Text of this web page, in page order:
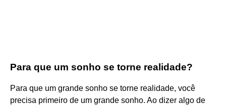
Para que um sonho se torne realidade?
Para que um grande sonho se torne realidade, você
precisa primeiro de um grande sonho. Ao dizer algo de